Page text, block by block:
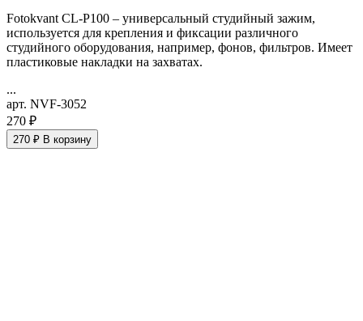
Fotokvant CL-P100 – универсальный студийный зажим,
используется для крепления и фиксации различного
студийного оборудования, например, фонов, фильтров. Имеет
пластиковые накладки на захватах.
...
арт. NVF-3052
270 ₽
270 ₽ В корзину